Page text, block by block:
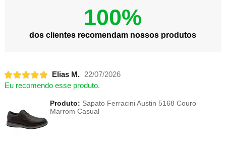
100%
dos clientes recomendam nossos produtos
Elias M. 22/07/2026
Eu recomendo esse produto.
Produto: Sapato Ferracini Austin 5168 Couro
Marrom Casual